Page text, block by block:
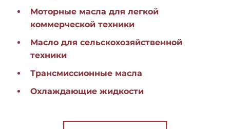
Моторные масла для легкой
коммерческой техники
Масло для сельскохозяйственной
техники
Трансмиссионные масла
Охлаждающие жидкости